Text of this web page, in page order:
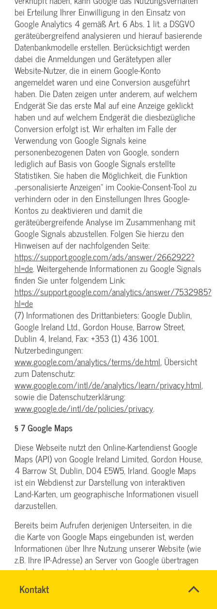
Kontakt
Name*
SVG-
Wiki
bei Erteilung Ihrer Einwilligung in den Einsatz von
Google Analytics 4 gemäß Art. 6 Abs. 1 lit. a DSGVO
geräteübergreifend analysieren und hierauf basierende
Datenbankmodelle erstellen. Berücksichtigt werden
dabei die Anmeldungen und Gerätetypen aller
Website-Nutzer, die in einem Google-Konto
angemeldet waren und eine Conversion ausgeführt
haben. Die Daten zeigen unter anderem, auf welchem
Endgerät Sie das erste Mal auf eine Anzeige geklickt
haben und auf welchem Endgerät die diesbezügliche
Conversion erfolgt ist. Wir erhalten im Falle der
Verwendung von Google Signals keine
personenbezogenen Daten von Google, sondern
lediglich auf Basis von Google Signals erstellte
Statistiken. Sie haben die Möglichkeit, die Funktion
„personalisierte Anzeigen“ im Cookie-Consent-Tool zu
verhindern oder in den Einstellungen Ihres Google-
Kontos zu deaktivieren und damit die
geräteübergreifende Analyse im Zusammenhang mit
Google Signals abzustellen. Folgen Sie hierzu den
Hinweisen auf der nachfolgenden Seite:
https://support.google.com/ads/answer/2662922?
hl=de. Weitergehende Informationen zu Google Signals
finden Sie unter folgendem Link:
https://support.google.com/analytics/answer/7532985?
hl=de
(7) Informationen des Drittanbieters: Google Dublin,
Google Ireland Ltd., Gordon House, Barrow Street,
Dublin 4, Ireland, Fax: +353 (1) 436 1001.
Nutzerbedingungen:
www.google.com/analytics/terms/de.html, Übersicht
zum Datenschutz:
www.google.com/intl/de/analytics/learn/privacy.html,
sowie die Datenschutzerklärung:
www.google.de/intl/de/policies/privacy.
§ 7 Google Maps
Diese Webseite nutzt den Online-Kartendienst Google
Maps (API) von Google Ireland Limited, Gordon House,
4 Barrow St, Dublin, D04 E5W5, Irland. Google Maps
ist ein Webdienst zur Darstellung von interaktiven
Land-Karten, um geographische Informationen visuell
darzustellen.
Bereits beim Aufrufen derjenigen Unterseiten, in die
die Karte von Google Maps eingebunden ist, werden
Informationen über Ihre Nutzung unserer Website (wie
z.B. Ihre IP-Adresse) an Server von Google übertragen
und dort gespeichert, hierbei kann es auch zu einer
Übermittlung an die Server der Google LLC. in den
USA kommen. Dies erfolgt unabhängig davon, ob